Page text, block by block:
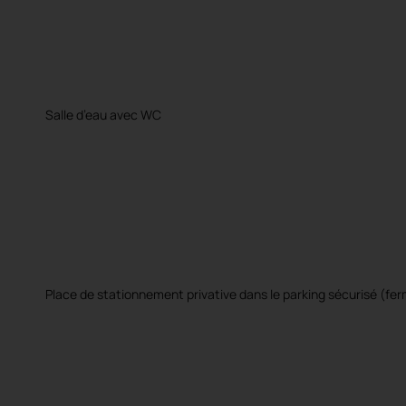
Salle d’eau avec WC
Place de stationnement privative dans le parking sécurisé